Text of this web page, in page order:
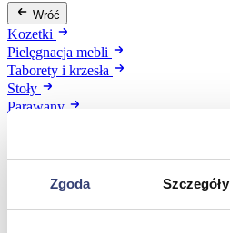
Zgoda Szczegóły
Wróć
Kozetki
Pielęgnacja mebli
Taborety i krzesła
Stoły
Parawany